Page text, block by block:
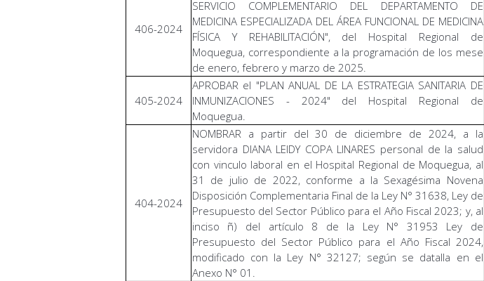
406-2024
SERVICIO COMPLEMENTARIO DEL DEPARTAMENTO DE
MEDICINA ESPECIALIZADA DEL ÁREA FUNCIONAL DE MEDICINA
FÍSICA Y REHABILITACIÓN", del Hospital Regional de
Moquegua, correspondiente a la programación de los mese
de enero, febrero y marzo de 2025.
405-2024
APROBAR el "PLAN ANUAL DE LA ESTRATEGIA SANITARIA DE
INMUNIZACIONES - 2024" del Hospital Regional de
Moquegua.
404-2024
NOMBRAR a partir del 30 de diciembre de 2024, a la
servidora DIANA LEIDY COPA LINARES personal de la salud
con vinculo laboral en el Hospital Regional de Moquegua, al
31 de julio de 2022, conforme a la Sexagésima Novena
Disposición Complementaria Final de la Ley N° 31638, Ley de
Presupuesto del Sector Público para el Año Fiscal 2023; y, al
inciso ñ) del artículo 8 de la Ley N° 31953 Ley de
Presupuesto del Sector Público para el Año Fiscal 2024,
modificado con la Ley N° 32127; según se datalla en el
Anexo N° 01.